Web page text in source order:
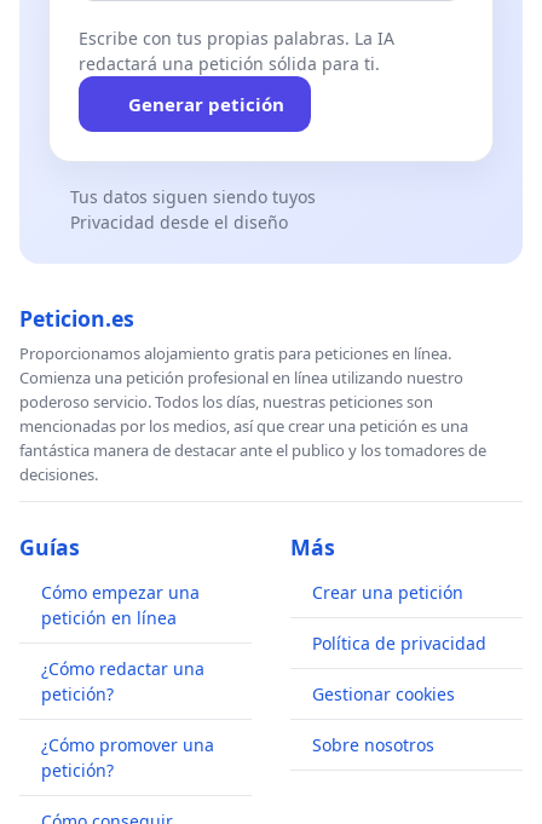
Escribe con tus propias palabras. La IA
redactará una petición sólida para ti.
Generar petición
Tus datos siguen siendo tuyos
Privacidad desde el diseño
Peticion.es
Proporcionamos alojamiento gratis para peticiones en línea.
Comienza una petición profesional en línea utilizando nuestro
poderoso servicio. Todos los días, nuestras peticiones son
mencionadas por los medios, así que crear una petición es una
fantástica manera de destacar ante el publico y los tomadores de
decisiones.
Guías
Cómo empezar una
petición en línea
¿Cómo redactar una
petición?
¿Cómo promover una
petición?
Más
Crear una petición
Política de privacidad
Gestionar cookies
Sobre nosotros